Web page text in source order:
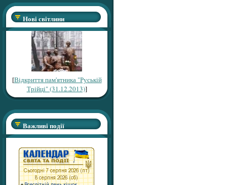
Нові світлини
[Відкриття пам'ятника "Руській
Трійці" (31.12.2013)]
Важливі події